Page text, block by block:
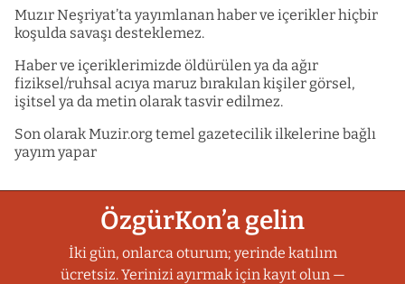
Muzır Neşriyat’ta yayımlanan haber ve içerikler hiçbir
koşulda savaşı desteklemez.
Haber ve içeriklerimizde öldürülen ya da ağır
fiziksel/ruhsal acıya maruz bırakılan kişiler görsel,
işitsel ya da metin olarak tasvir edilmez.
Son olarak Muzir.org temel gazetecilik ilkelerine bağlı
yayım yapar
ÖzgürKon’a gelin
İki gün, onlarca oturum; yerinde katılım
ücretsiz. Yerinizi ayırmak için kayıt olun —